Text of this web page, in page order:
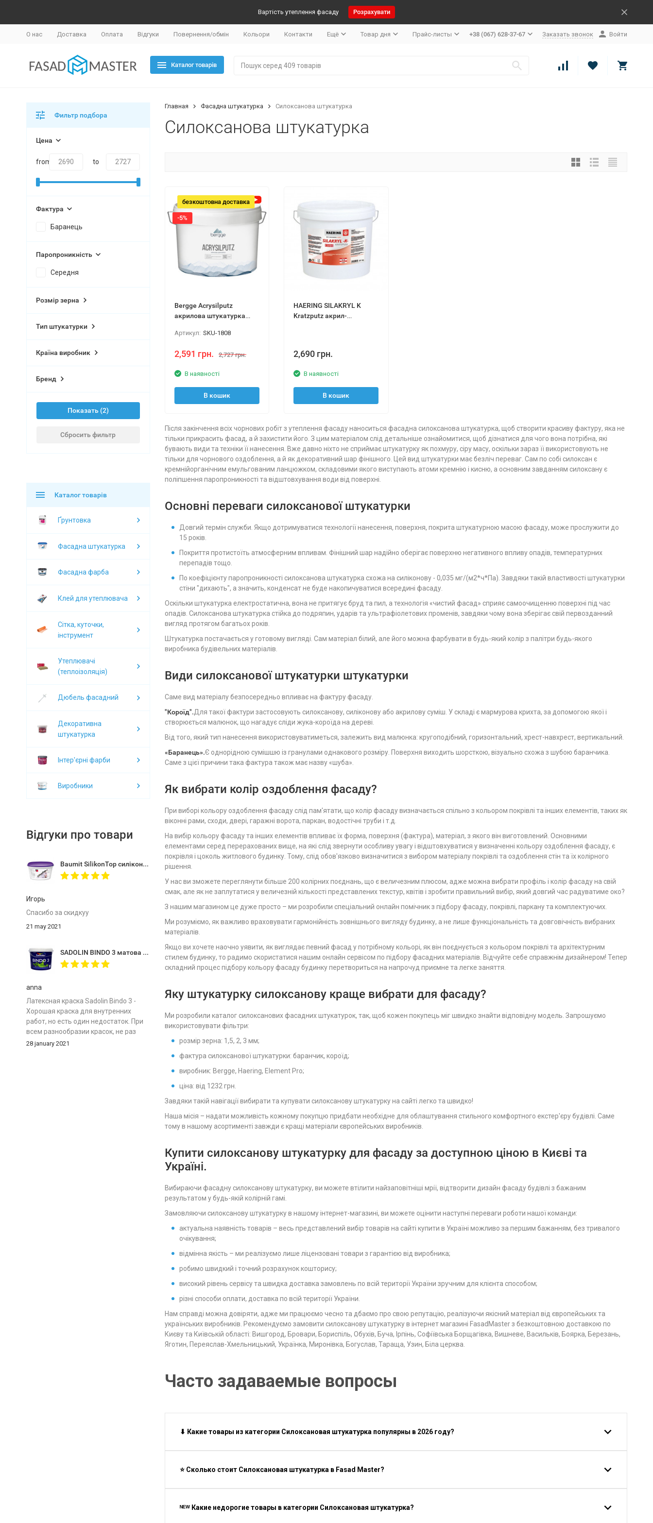
Вартість утеплення фасаду Розрахувати
О нас Доставка Оплата Відгуки Повернення/обмін Кольори Контакти Ещё Товар дня Прайс-листы +38 (067) 628-37-67 Заказать звонок Войти
Каталог товарів
Главная Фасадна штукатурка Силоксанова штукатурка
Силоксанова штукатурка
безкоштовна доставка
-5%
Bergge Acrysilputz
акрилова штукатурка
Артикул: SKU-1808
2,591 грн. 2,727 грн.
В наявності
В кошик
HAERING SILAKRYL K
Kratzputz акрил-
2,690 грн.
В наявності
В кошик
Після закінчення всіх чорнових робіт з утеплення фасаду наноситься фасадна силоксанова штукатурка, щоб створити красиву фактуру, яка не
тільки прикрасить фасад, а й захистити його. З цим матеріалом слід детальніше ознайомитися, щоб дізнатися для чого вона потрібна, які
бувають види та техніки її нанесення. Вже давно ніхто не сприймає штукатурку як похмуру, сіру масу, оскільки зараз її використовують не
тільки для чорнового оздоблення, а й як декоративний шар фінішного. Цей вид штукатурки має безліч переваг. Сам по собі силоксан є
кремнійорганічним емульгованим ланцюжком, складовими якого виступають атоми кремнію і кисню, а основним завданням силоксану є
поліпшення паропроникності та відштовхування води від поверхні.
Основні переваги силоксанової штукатурки
Довгий термін служби. Якщо дотримуватися технології нанесення, поверхня, покрита штукатурною масою фасаду, може прослужити до
15 років.
Покриття протистоїть атмосферним впливам. Фінішний шар надійно оберігає поверхню негативного впливу опадів, температурних
перепадів тощо.
По коефіцієнту паропроникності силоксанова штукатурка схожа на силіконову - 0,035 мг/(м2*ч*Па). Завдяки такій властивості штукатурки
стіни "дихають", а значить, конденсат не буде накопичуватися всередині фасаду.
Оскільки штукатурка електростатична, вона не притягує бруд та пил, а технологія «чистий фасад» сприяє самоочищенню поверхні під час
опадів. Силоксанова штукатурка стійка до подряпин, ударів та ультрафіолетових променів, завдяки чому вона зберігає свій первозданний
вигляд протягом багатьох років.
Штукатурка постачається у готовому вигляді. Сам матеріал білий, але його можна фарбувати в будь-який колір з палітри будь-якого
виробника будівельних матеріалів.
Види силоксанової штукатурки штукатурки
Саме вид матеріалу безпосередньо впливає на фактуру фасаду.
"Короїд".Для такої фактури застосовують силоксанову, силіконову або акрилову суміш. У складі є мармурова крихта, за допомогою якої і
створюється малюнок, що нагадує сліди жука-короїда на дереві.
Від того, який тип нанесення використовуватиметься, залежить вид малюнка: кругоподібний, горизонтальний, хрест-навхрест, вертикальний.
«Баранець».Є однорідною сумішшю із гранулами однакового розміру. Поверхня виходить шорсткою, візуально схожа з шубою баранчика.
Саме з цієї причини така фактура також має назву «шуба».
Як вибрати колір оздоблення фасаду?
При виборі кольору оздоблення фасаду слід пам'ятати, що колір фасаду визначається спільно з кольором покрівлі та інших елементів, таких як
віконні рами, сходи, двері, гаражні ворота, паркан, водостічні труби і т.д.
На вибір кольору фасаду та інших елементів впливає їх форма, поверхня (фактура), матеріал, з якого він виготовлений. Основними
елементами серед перерахованих вище, на які слід звернути особливу увагу і відштовхуватися у визначенні кольору оздоблення фасаду, є
покрівля і цоколь житлового будинку. Тому, слід обов'язково визначитися з вибором матеріалу покрівлі та оздоблення стін та їх колірного
рішення.
У нас ви зможете переглянути більше 200 колірних поєднань, що є величезним плюсом, адже можна вибрати профіль і колір фасаду на свій
смак, але як не заплутатися у величезній кількості представлених текстур, квітів і зробити правильний вибір, який довгий час радуватиме око?
З нашим магазином це дуже просто – ми розробили спеціальний онлайн помічник з підбору фасаду, покрівлі, паркану та комплектуючих.
Ми розуміємо, як важливо враховувати гармонійність зовнішнього вигляду будинку, а не лише функціональність та довговічність вибраних
матеріалів.
Якщо ви хочете наочно уявити, як виглядає певний фасад у потрібному кольорі, як він поєднується з кольором покрівлі та архітектурним
стилем будинку, то радимо скористатися нашим онлайн сервісом по підбору фасадних матеріалів. Відчуйте себе справжнім дизайнером! Тепер
складний процес підбору кольору фасаду будинку перетвориться на напрочуд приємне та легке заняття.
Яку штукатурку силоксанову краще вибрати для фасаду?
Ми розробили каталог силоксанових фасадних штукатурок, так, щоб кожен покупець міг швидко знайти відповідну модель. Запрошуємо
використовувати фільтри:
розмір зерна: 1,5, 2, 3 мм;
фактура силоксанової штукатурки: баранчик, короїд;
виробник: Bergge, Haering, Element Pro;
ціна: від 1232 грн.
Завдяки такій навігації вибирати та купувати силоксанову штукатурку на сайті легко та швидко!
Наша місія – надати можливість кожному покупцю придбати необхідне для облаштування стильного комфортного екстер'єру будівлі. Саме
тому в нашому асортименті завжди є кращі матеріали європейських виробників.
Купити силоксанову штукатурку для фасаду за доступною ціною в Києві та
Україні.
Вибираючи фасадну силоксанову штукатурку, ви можете втілити найзаповітніші мрії, відтворити дизайн фасаду будівлі з бажаним
результатом у будь-якій колірній гамі.
Замовляючи силоксанову штукатурку в нашому інтернет-магазині, ви можете оцінити наступні переваги роботи нашої команди:
актуальна наявність товарів – весь представлений вибір товарів на сайті купити в Україні можливо за першим бажанням, без тривалого
очікування;
відмінна якість – ми реалізуємо лише ліцензовані товари з гарантією від виробника;
робимо швидкий і точний розрахунок кошторису;
високий рівень сервісу та швидка доставка замовлень по всій території України зручним для клієнта способом;
різні способи оплати, доставка по всій території України.
Нам справді можна довіряти, адже ми працюємо чесно та дбаємо про свою репутацію, реалізуючи якісний матеріал від європейських та
українських виробників. Рекомендуємо замовити силоксанову штукатурку в інтернет магазині FasadMaster з безкоштовною доставкою по
Києву та Київській області: Вишгород, Бровари, Бориспіль, Обухів, Буча, Ірпінь, Софіївська Борщагівка, Вишневе, Васильків, Боярка, Березань,
Яготин, Переяслав-Хмельницький, Українка, Миронівка, Богуслав, Тараща, Узин, Біла церква.
Часто задаваемые вопросы
⬇ Какие товары из категории Силоксановая штукатурка популярны в 2026 году?
⭐ Сколько стоит Силоксановая штукатурка в Fasad Master?
ᴺᴱᵂ Какие недорогие товары в категории Силоксановая штукатурка?
Фильтр подбора
Цена
from to
Фактура
Баранець
Паропроникність
Середня
Розмір зерна
Тип штукатурки
Країна виробник
Бренд
Показать
Сбросить фильтр
Каталог товарів
Ґрунтовка
Фасадна штукатурка
Фасадна фарба
Клей для утеплювача
Сітка, куточки,
інструмент
Утеплювачі
(теплоізоляція)
Дюбель фасадний
Декоративна
штукатурка
Інтер'єрні фарби
Виробники
Відгуки про товари
Baumit SilikonTop силіконова штукатурка 25кг
Игорь
Спасибо за скидкуу
21 may 2021
SADOLIN BINDO 3 матова фарба для стель 9л
anna
Латексная краска Sadolin Bindo 3 -
Хорошая краска для внутренних
работ, но есть один недостаток. При
всем разнообразии красок, не раз
впадаю в ступор, какую выбрать.
28 january 2021